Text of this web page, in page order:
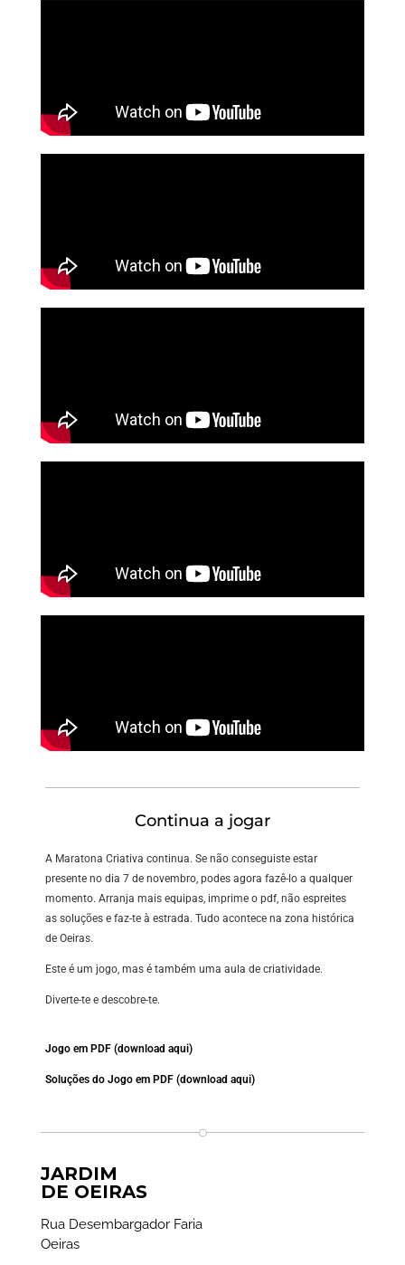
Continua a jogar
A Maratona Criativa continua. Se não conseguiste estar
presente no dia 7 de novembro, podes agora fazê-lo a qualquer
momento. Arranja mais equipas, imprime o pdf, não espreites
as soluções e faz-te à estrada. Tudo acontece na zona histórica
de Oeiras.
Este é um jogo, mas é também uma aula de criatividade.
Diverte-te e descobre-te.
Jogo em PDF (download aqui)
Soluções do Jogo em PDF (download aqui)
JARDIM
DE OEIRAS
Rua Desembargador Faria
Oeiras